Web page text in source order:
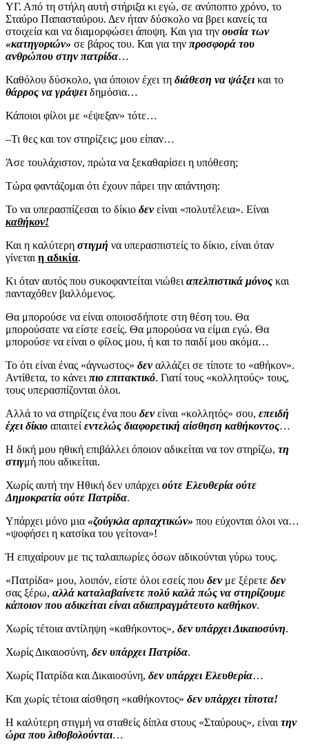
ΥΓ. Από τη στήλη αυτή στήριξα κι εγώ, σε ανύποπτο χρόνο, το
Σταύρο Παπασταύρου. Δεν ήταν δύσκολο να βρει κανείς τα
στοιχεία και να διαμορφώσει άποψη. Και για την ουσία των
«κατηγοριών» σε βάρος του. Και για την προσφορά του
ανθρώπου στην πατρίδα…
Καθόλου δύσκολο, για όποιον έχει τη διάθεση να ψάξει και το
θάρρος να γράψει δημόσια…
Κάποιοι φίλοι με «έψεξαν» τότε…
–Τι θες και τον στηρίζεις; μου είπαν…
Άσε τουλάχιστον, πρώτα να ξεκαθαρίσει η υπόθεση;
Τώρα φαντάζομαι ότι έχουν πάρει την απάντηση:
Το να υπερασπίζεσαι το δίκιο δενείναι «πολυτέλεια». Είναι
καθήκον!
Και η καλύτερη στιγμή να υπερασπιστείς το δίκιο, είναι όταν
γίνεται η αδικία.
Κι όταν αυτός που συκοφαντείται νιώθει απελπιστικά μόνος και
πανταχόθεν βαλλόμενος.
Θα μπορούσε να είναι οποιοσδήποτε στη θέση του. Θα
μπορούσατε να είστε εσείς. Θα μπορούσα να είμαι εγώ. Θα
μπορούσε να είναι ο φίλος μου, ή και το παιδί μου ακόμα…
Το ότι είναι ένας «άγνωστος» δεναλλάζει σε τίποτε το «αθήκον».
Αντίθετα, το κάνει πιο επιτακτικό. Γιατί τους «κολλητούς» τους,
τους υπερασπίζονται όλοι.
Αλλά το να στηρίζεις ένα που δενείναι «κολλητός» σου, επειδή
έχει δίκιο απαιτεί εντελώς διαφορετική αίσθηση καθήκοντος…
Η δική μου ηθική επιβάλλει όποιον αδικείται να τον στηρίζω, τη
στιγμή που αδικείται.
Χωρίς αυτή την Ηθική δεν υπάρχει ούτε Ελευθερία ούτε
Δημοκρατία ούτε Πατρίδα.
Υπάρχει μόνο μια «ζούγκλα αρπαχτικών» που εύχονται όλοι να…
«ψοφήσει η κατσίκα του γείτονα»!
Ή επιχαίρουν με τις ταλαιπωρίες όσων αδικούνται γύρω τους.
«Πατρίδα» μου, λοιπόν, είστε όλοι εσείς που δενμε ξέρετε δεν
σας ξέρω, αλλά καταλαβαίνετε πολύ καλά πώς να στηρίζουμε
κάποιον που αδικείται είναι αδιαπραγμάτευτο καθήκον.
Χωρίς τέτοια αντίληψη «καθήκοντος», δεν υπάρχει Δικαιοσύνη.
Χωρίς Δικαιοσύνη, δεν υπάρχει Πατρίδα.
Χωρίς Πατρίδα και Δικαιοσύνη, δεν υπάρχει Ελευθερία…
Και χωρίς τέτοια αίσθηση «καθήκοντος» δεν υπάρχει τίποτα!
Η καλύτερη στιγμή να σταθείς δίπλα στους «Σταύρους», είναι την
ώρα που λιθοβολούνται…